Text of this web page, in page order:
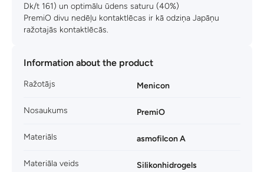
Dk/t 161) un optimālu ūdens saturu (40%)
PremiO divu nedēļu kontaktlēcas ir kā odziņa Japāņu
ražotajās kontaktlēcās.
Information about the product
Ražotājs Menicon
Nosaukums PremiO
Materiāls asmofilcon A
Materiāla veids Silikonhidrogels